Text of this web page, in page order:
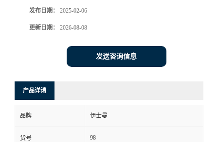
发布日期： 2025-02-06
更新日期： 2026-08-08
发送咨询信息
产品详请
品牌 伊士曼
货号 98